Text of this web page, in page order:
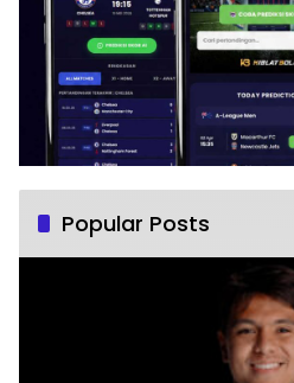
Popular Posts